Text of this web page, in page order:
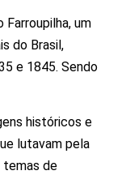
um
do Brasil,
e 1845. Sendo
históricos e
lutavam pela
temas de